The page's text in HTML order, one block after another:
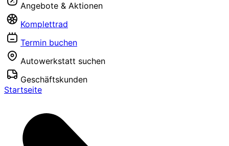
Angebote & Aktionen
Komplettrad
Termin buchen
Autowerkstatt suchen
Geschäftskunden
Startseite